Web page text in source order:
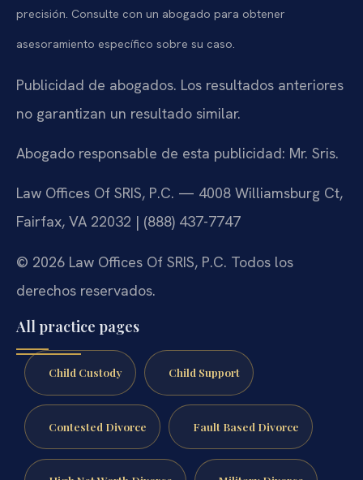
precisión. Consulte con un abogado para obtener
asesoramiento específico sobre su caso.
Publicidad de abogados. Los resultados anteriores
no garantizan un resultado similar.
Abogado responsable de esta publicidad: Mr. Sris.
Law Offices Of SRIS, P.C. — 4008 Williamsburg Ct,
Fairfax, VA 22032 | (888) 437-7747
© 2026 Law Offices Of SRIS, P.C. Todos los
derechos reservados.
All practice pages
Child Custody Child Support
Contested Divorce Fault Based Divorce